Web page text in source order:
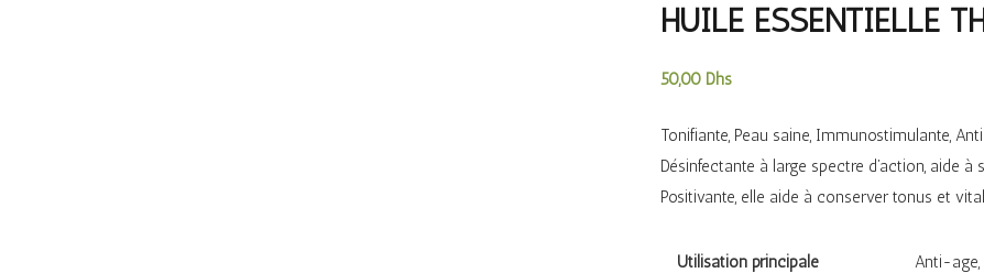
HUILE ESSENTIELLE
50,00 Dhs
Tonifiante, Peau saine, Immunostimulante,
Désinfectante à large spectre d’action, aide à
Positivante, elle aide à conserver tonus et
Utilisation principale Anti-age,